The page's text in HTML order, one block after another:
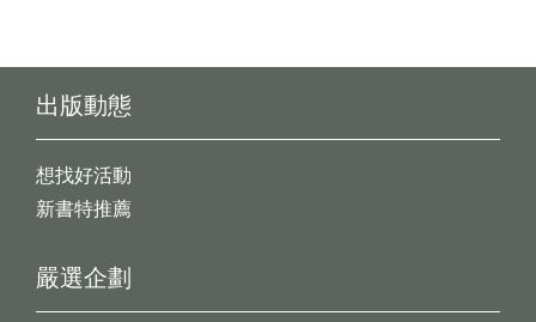
出版動態
想找好活動
新書特推薦
嚴選企劃